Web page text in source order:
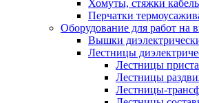
Хомуты, стяжки
Перчатки
Оборудование для работ на
Вышки
Лестницы
Лестницы
Лестницы
Лестницы-